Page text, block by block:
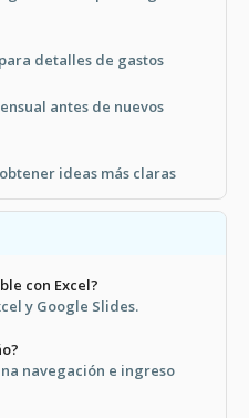
detalles de gastos
antes de nuevos
ideas más claras
con Excel?
y Google Slides.
navegación e ingreso